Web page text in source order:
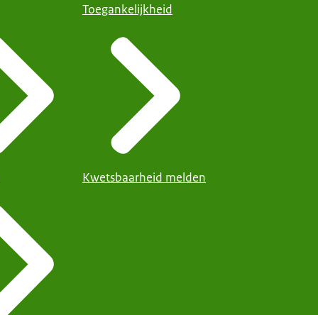
Toegankelijkheid
Kwetsbaarheid melden